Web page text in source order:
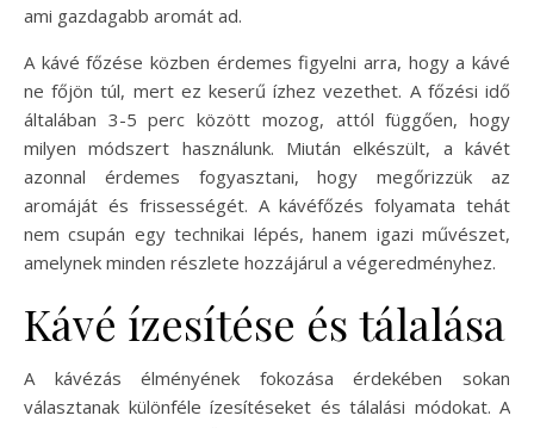
ami gazdagabb aromát ad.
A kávé főzése közben érdemes figyelni arra, hogy a kávé
ne főjön túl, mert ez keserű ízhez vezethet. A főzési idő
általában 3-5 perc között mozog, attól függően, hogy
milyen módszert használunk. Miután elkészült, a kávét
azonnal érdemes fogyasztani, hogy megőrizzük az
aromáját és frissességét. A kávéfőzés folyamata tehát
nem csupán egy technikai lépés, hanem igazi művészet,
amelynek minden részlete hozzájárul a végeredményhez.
Kávé ízesítése és tálalása
A kávézás élményének fokozása érdekében sokan
választanak különféle ízesítéseket és tálalási módokat. A